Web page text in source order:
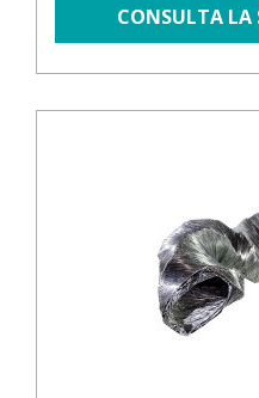
CONSULTA LA